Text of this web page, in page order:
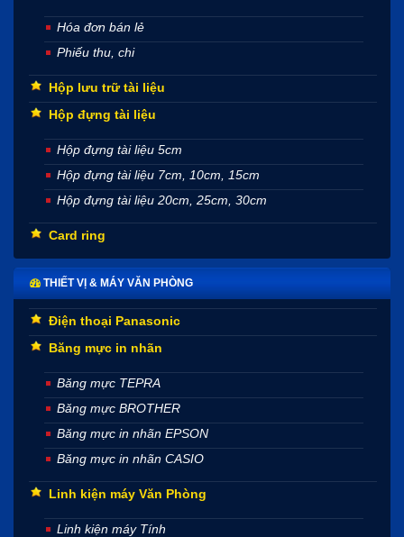
Hóa đơn bán lẻ
Phiếu thu, chi
Hộp lưu trữ tài liệu
Hộp đựng tài liệu
Hộp đựng tài liệu 5cm
Hộp đựng tài liệu 7cm, 10cm, 15cm
Hộp đựng tài liệu 20cm, 25cm, 30cm
Card ring
THIẾT VỊ & MÁY VĂN PHÒNG
Điện thoại Panasonic
Băng mực in nhãn
Băng mực TEPRA
Băng mực BROTHER
Băng mực in nhãn EPSON
Băng mực in nhãn CASIO
Linh kiện máy Văn Phòng
Linh kiện máy Tính